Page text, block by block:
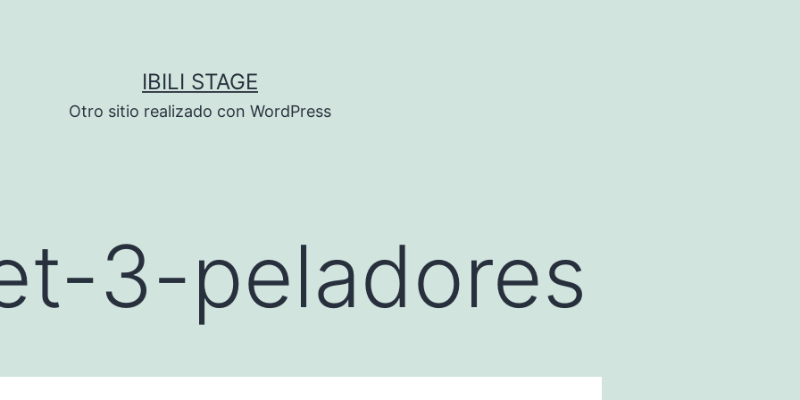
IBILI STAGE
Otro sitio realizado con WordPress
3-peladores